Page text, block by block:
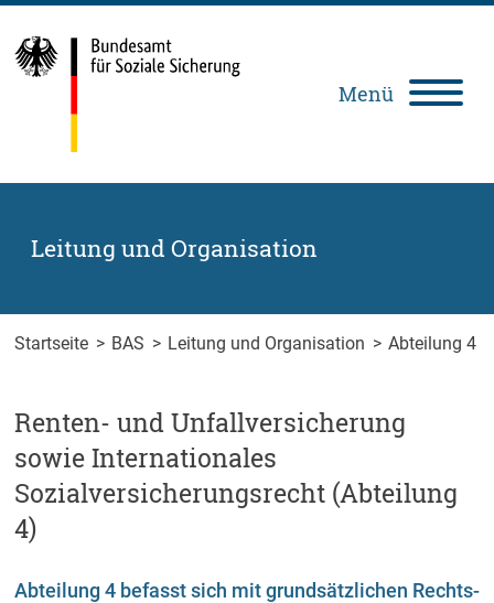
Zum Inhalt springen
Zur Suche springen
Zum Fuß der Seite springen
Menü
Gebärdensprache
Leitung und Organisation
Startseite > BAS > Leitung und Organisation > Abteilung 4
Renten- und Unfallversicherung
sowie Internationales
Sozialversicherungsrecht (Abteilung
4)
Abteilung 4 befasst sich mit grundsätzlichen Rechts-